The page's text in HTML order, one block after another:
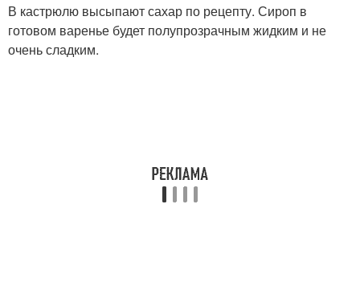
В кастрюлю высыпают сахар по рецепту. Сироп в
готовом варенье будет полупрозрачным жидким и не
очень сладким.